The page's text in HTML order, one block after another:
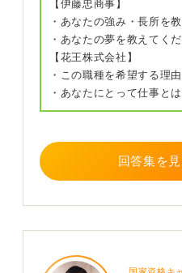
最後に保育師の面接では笑
感も評価対象です。
入室から退室までの所作を
と思わせる落ち着きと温か
0
【伊藤忠商事】
・あなたの強み・長所を
・あなたの夢を教えてくだ
【花王株式会社】
・この職種を希望する理
・あなたにとって仕事とは
回答集を